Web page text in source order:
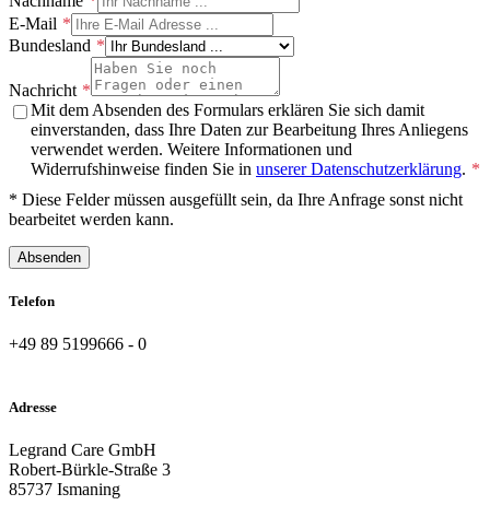
E-Mail
Bundesland
Nachricht
Mit dem Absenden des Formulars erklären Sie sich damit
einverstanden, dass Ihre Daten zur Bearbeitung Ihres Anliegens
verwendet werden. Weitere Informationen und
Widerrufshinweise finden Sie in unserer Datenschutzerklärung.
* Diese Felder müssen ausgefüllt sein, da Ihre Anfrage sonst nicht
bearbeitet werden kann.
Absenden
Telefon
+49 89 5199666 - 0
Adresse
Legrand Care GmbH
Robert-Bürkle-Straße 3
85737 Ismaning